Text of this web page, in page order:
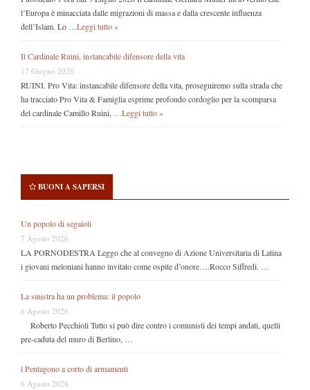
l’Europa è minacciata dalle migrazioni di massa e dalla crescente influenza
dell’Islam. Lo …Leggi tutto »
Il Cardinale Ruini, instancabile difensore della vita
17 Giugno 2026
RUINI. Pro Vita: instancabile difensore della vita, proseguiremo sulla strada che
ha tracciato Pro Vita & Famiglia esprime profondo cordoglio per la scomparsa
del cardinale Camillo Ruini, …Leggi tutto »
BUONI A SAPERSI
Un popolo di segaioli
7 Agosto 2026
LA PORNODESTRA Leggo che al convegno di Azione Universitaria di Latina
i giovani meloniani hanno invitato come ospite d’onore….Rocco Siffredi. …
La sinistra ha un problema: il popolo
6 Agosto 2026
Roberto Pecchioli Tutto si può dire contro i comunisti dei tempi andati, quelli
pre-caduta del muro di Berlino, …
l Pentagono a corto di armamenti
6 Agosto 2026